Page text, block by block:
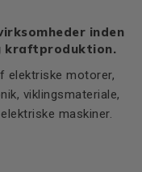
inden
kraftproduktion.
elektriske motorer,
viklingsmateriale,
maskiner.